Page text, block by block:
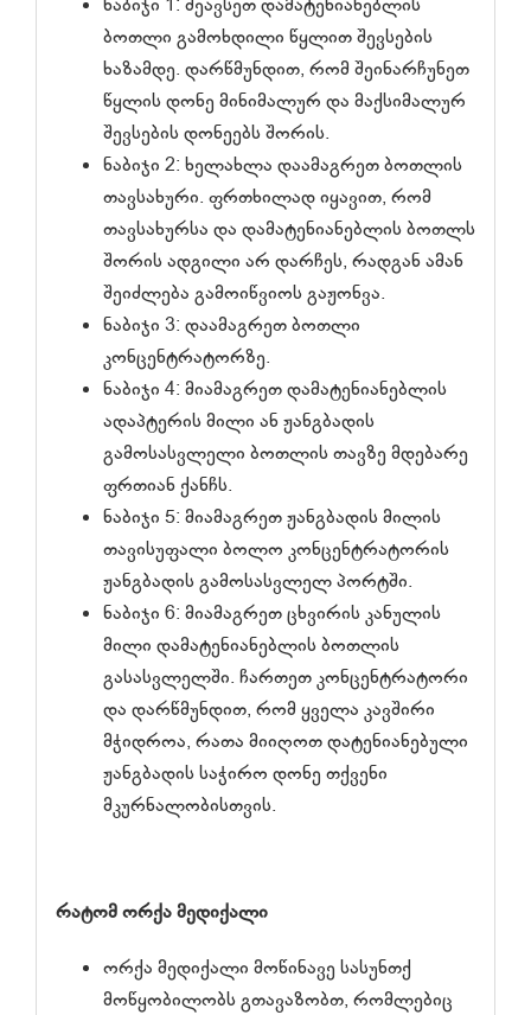
ბოთლი გამოხდილი წყლით შევსების
ხაზამდე. დარწმუნდით, რომ შეინარჩუნეთ
წყლის დონე მინიმალურ და მაქსიმალურ
შევსების დონეებს შორის.
ნაბიჯი 2: ხელახლა დაამაგრეთ ბოთლის
თავსახური. ფრთხილად იყავით, რომ
თავსახურსა და დამატენიანებლის ბოთლს
შორის ადგილი არ დარჩეს, რადგან ამან
შეიძლება გამოიწვიოს გაჟონვა.
ნაბიჯი 3: დაამაგრეთ ბოთლი
კონცენტრატორზე.
ნაბიჯი 4: მიამაგრეთ დამატენიანებლის
ადაპტერის მილი ან ჟანგბადის
გამოსასვლელი ბოთლის თავზე მდებარე
ფრთიან ქანჩს.
ნაბიჯი 5: მიამაგრეთ ჟანგბადის მილის
თავისუფალი ბოლო კონცენტრატორის
ჟანგბადის გამოსასვლელ პორტში.
ნაბიჯი 6: მიამაგრეთ ცხვირის კანულის
მილი დამატენიანებლის ბოთლის
გასასვლელში. ჩართეთ კონცენტრატორი
და დარწმუნდით, რომ ყველა კავშირი
მჭიდროა, რათა მიიღოთ დატენიანებული
ჟანგბადის საჭირო დონე თქვენი
მკურნალობისთვის.
რატომორქა მედიქალი
ორქა მედიქალი მოწინავე სასუნთქ
მოწყობილობს გთავაზობთ, რომლებიც